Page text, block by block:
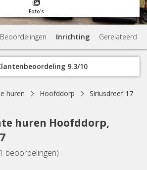
Foto's
Beoordelingen Inrichting Gerelateerd
9.3/10
Actuele beschikbaarheid
huren Hoofddorp Siriusdreef 17
huren Hoofddorp,
1 beoordelingen)